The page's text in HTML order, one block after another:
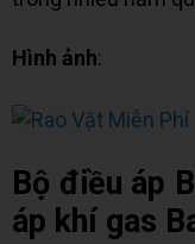
Hình ảnh:
Bộ điều áp
áp khí gas